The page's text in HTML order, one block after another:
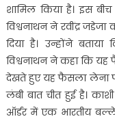
शामिल किया है। इस
विश्वनाथन ने रवींद्र
दिया है। उन्होंने
विश्वनाथन ने कहा कि
देखते हुए यह फैसला लेना
लंबी बात चीत हुई है।
ऑर्डर में एक भारतीय